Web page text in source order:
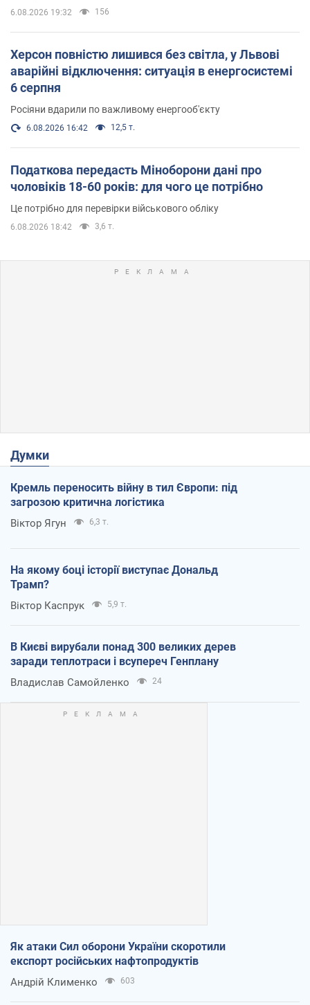
6.08.2026 19:32 156
Херсон повністю лишився без світла, у Львові
аварійні відключення: ситуація в енергосистемі
6 серпня
Росіяни вдарили по важливому енергооб'єкту
6.08.2026 16:42 12,5 т.
Податкова передасть Міноборони дані про
чоловіків 18-60 років: для чого це потрібно
Це потрібно для перевірки військового обліку
6.08.2026 18:42 3,6 т.
Думки
Кремль переносить війну в тил Європи: під
загрозою критична логістика
Віктор Ягун 6,3 т.
На якому боці історії виступає Дональд
Трамп?
Віктор Каспрук 5,9 т.
В Києві вирубали понад 300 великих дерев
заради теплотраси і всупереч Генплану
Владислав Самойленко 24
Як атаки Сил оборони України скоротили
експорт російських нафтопродуктів
Андрій Клименко 603